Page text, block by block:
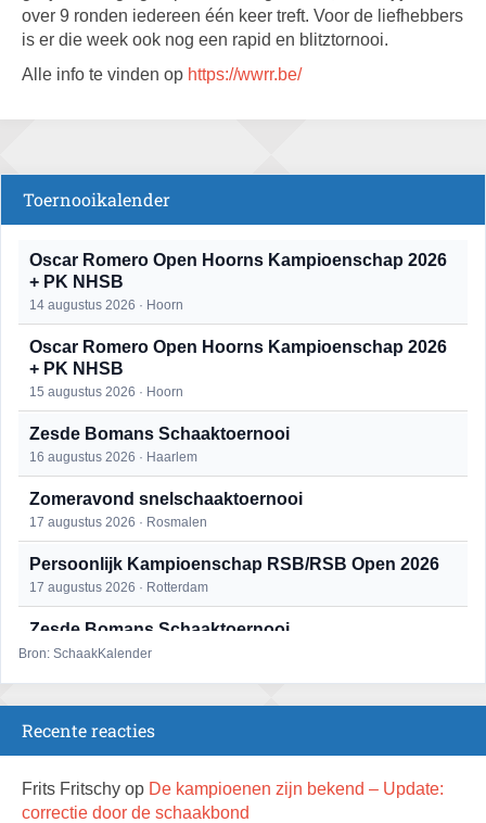
over 9 ronden iedereen één keer treft. Voor de liefhebbers
is er die week ook nog een rapid en blitztornooi.
Alle info te vinden op https://wwrr.be/
Toernooikalender
Oscar Romero Open Hoorns Kampioenschap 2026
+ PK NHSB
14 augustus 2026 · Hoorn
Oscar Romero Open Hoorns Kampioenschap 2026
+ PK NHSB
15 augustus 2026 · Hoorn
Zesde Bomans Schaaktoernooi
16 augustus 2026 · Haarlem
Zomeravond snelschaaktoernooi
17 augustus 2026 · Rosmalen
Persoonlijk Kampioenschap RSB/RSB Open 2026
17 augustus 2026 · Rotterdam
Zesde Bomans Schaaktoernooi
17 augustus 2026 · Haarlem
Persoonlijk Kampioenschap RSB/RSB Open 2026
18 augustus 2026 · Rotterdam
Bron: SchaakKalender
Recente reacties
Frits Fritschy op De kampioenen zijn bekend – Update:
correctie door de schaakbond